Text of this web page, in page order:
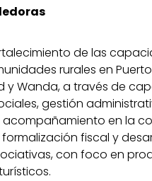
de las
rurales en
y Wanda, a través de
gestión
acompañamiento en la
fiscal y
con foco en